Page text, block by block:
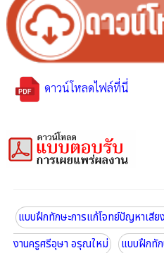
ดาวน์โหลดไฟล์ที่นี่
แบบฝึกทักษะการแก้โจทย์ปัญหาเสีย
งานครูศรีอุษา อรุณใหม่
แบบฝึกทัก